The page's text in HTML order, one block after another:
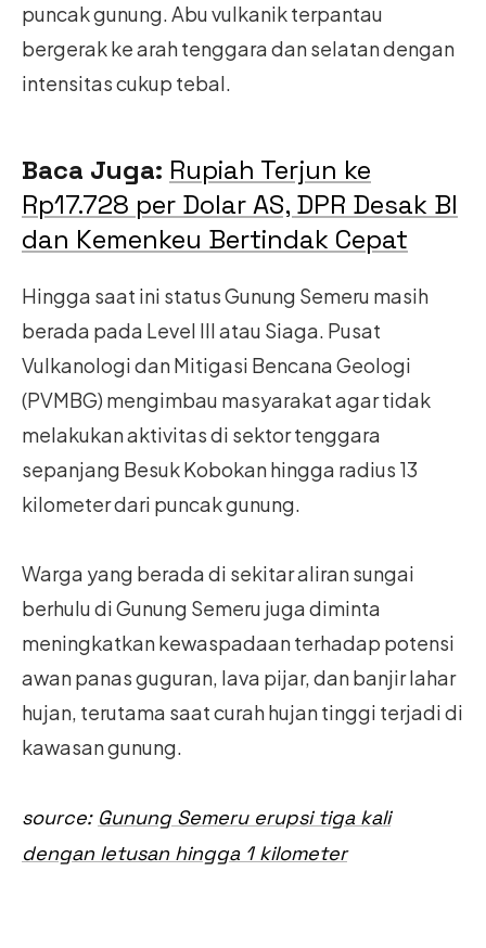
puncak gunung. Abu vulkanik terpantau
bergerak ke arah tenggara dan selatan dengan
intensitas cukup tebal.
Baca Juga: Rupiah Terjun ke
Rp17.728 per Dolar AS, DPR Desak BI
dan Kemenkeu Bertindak Cepat
Hingga saat ini status Gunung Semeru masih
berada pada Level III atau Siaga. Pusat
Vulkanologi dan Mitigasi Bencana Geologi
(PVMBG) mengimbau masyarakat agar tidak
melakukan aktivitas di sektor tenggara
sepanjang Besuk Kobokan hingga radius 13
kilometer dari puncak gunung.
Warga yang berada di sekitar aliran sungai
berhulu di Gunung Semeru juga diminta
meningkatkan kewaspadaan terhadap potensi
awan panas guguran, lava pijar, dan banjir lahar
hujan, terutama saat curah hujan tinggi terjadi di
kawasan gunung.
source: Gunung Semeru erupsi tiga kali
dengan letusan hingga 1 kilometer